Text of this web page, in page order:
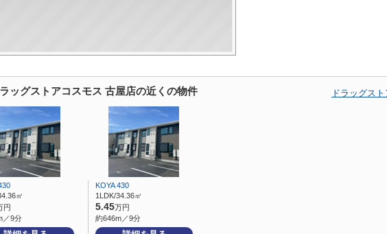
ラッグストアコスモス 古屋店の近くの物件 ドラッグス
㎡
円
／9分
KOYA 430
1LDK/34.36㎡
5.45万円
約646m／9分